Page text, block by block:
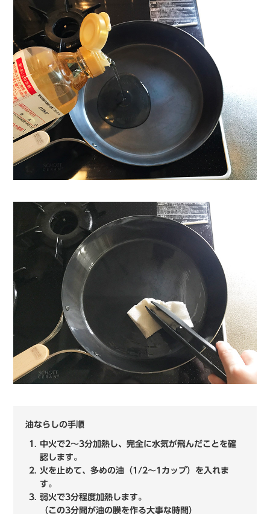
油ならしの手順
中火で2〜3分加熱し、完全に水気が飛んだことを確
認します。
火を止めて、多めの油（1/2〜1カップ）を入れま
す。
弱火で3分程度加熱します。
（この3分間が油の膜を作る大事な時間）